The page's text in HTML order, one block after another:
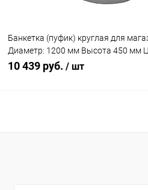
Банкетка (пуфик) круглая для
Диаметр: 1200 мм Высота 450 мм
металлик
10 439 руб. / шт